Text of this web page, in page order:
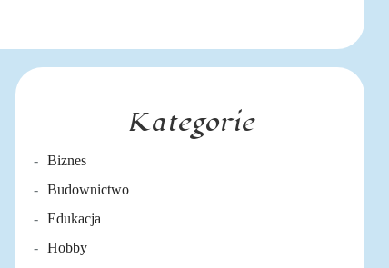
Kategorie
Biznes
Budownictwo
Edukacja
Hobby